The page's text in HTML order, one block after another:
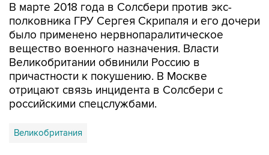
В марте 2018 года в Солсбери против экс-
полковника ГРУ Сергея Скрипаля и его дочери
было применено нервнопаралитическое
вещество военного назначения. Власти
Великобритании обвинили Россию в
причастности к покушению. В Москве
отрицают связь инцидента в Солсбери с
российскими спецслужбами.
Великобритания